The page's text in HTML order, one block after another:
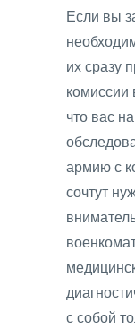
Если вы
их сразу
комиссии
что вас
армию с
сочтут
с собой